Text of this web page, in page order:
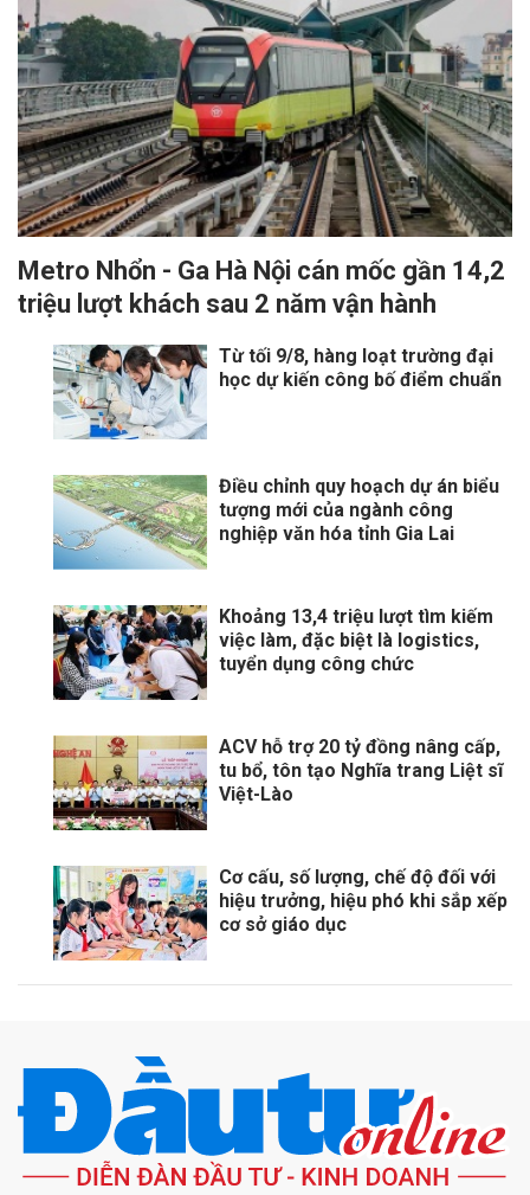
Metro Nhổn - Ga Hà Nội cán mốc gần 14,2
triệu lượt khách sau 2 năm vận hành
Từ tối 9/8, hàng loạt trường đại
học dự kiến công bố điểm chuẩn
Điều chỉnh quy hoạch dự án biểu
tượng mới của ngành công
nghiệp văn hóa tỉnh Gia Lai
Khoảng 13,4 triệu lượt tìm kiếm
việc làm, đặc biệt là logistics,
tuyển dụng công chức
ACV hỗ trợ 20 tỷ đồng nâng cấp,
tu bổ, tôn tạo Nghĩa trang Liệt sĩ
Việt-Lào
Cơ cấu, số lượng, chế độ đối với
hiệu trưởng, hiệu phó khi sắp xếp
cơ sở giáo dục